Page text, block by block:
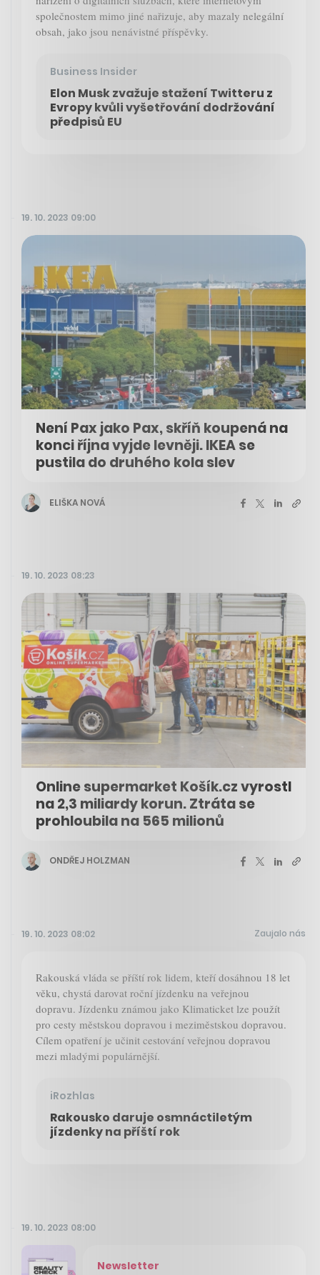
společnostem mimo jiné nařizuje, aby mazaly nelegální
obsah, jako jsou nenávistné příspěvky.
Business Insider
Elon Musk zvažuje stažení Twitteru z
Evropy kvůli vyšetřování dodržování
předpisů EU
19. 10. 2023 09:00
Není Pax jako Pax, skříň koupená na
konci října vyjde levněji. IKEA se
pustila do druhého kola slev
ELIŠKA NOVÁ
19. 10. 2023 08:23
Online supermarket Košík.cz vyrostl
na 2,3 miliardy korun. Ztráta se
prohloubila na 565 milionů
ONDŘEJ HOLZMAN
19. 10. 2023 08:02 Zaujalo nás
Rakouská vláda se příští rok lidem, kteří dosáhnou 18 let
věku, chystá darovat roční jízdenku na veřejnou
dopravu. Jízdenku známou jako Klimaticket lze použít
pro cesty městskou dopravou i meziměstskou dopravou.
Cílem opatření je učinit cestování veřejnou dopravou
mezi mladými populárnější.
iRozhlas
Rakousko daruje osmnáctiletým
jízdenky na příští rok
19. 10. 2023 08:00
Newsletter